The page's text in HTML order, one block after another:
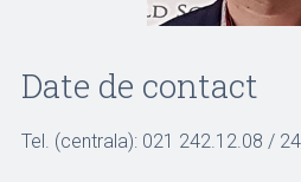
Date de contact
Tel. (centrala): 021 242.12.08 /